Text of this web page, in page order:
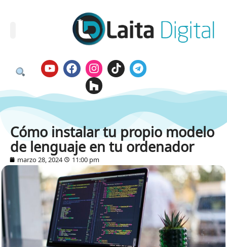
Cómo instalar tu propio modelo
de lenguaje en tu ordenador
marzo 28, 2024 11:00 pm